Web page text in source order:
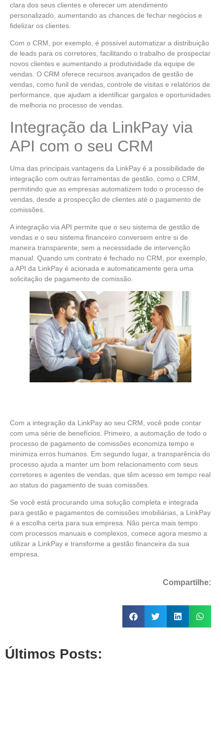
clara dos seus clientes e oferecer um atendimento
personalizado, aumentando as chances de fechar negócios e
fidelizar os clientes.
Com o CRM, por exemplo, é possível automatizar a distribuição
de leads para os corretores, facilitando o trabalho de prospectar
novos clientes e aumentando a produtividade da equipe de
vendas. O CRM oferece recursos avançados de gestão de
vendas, como funil de vendas, controle de visitas e relatórios de
performance, que ajudam a identificar gargalos e oportunidades
de melhoria no processo de vendas.
Integração da LinkPay via
API com o seu CRM
Uma das principais vantagens da LinkPay é a possibilidade de
integração com outras ferramentas de gestão, como o CRM,
permitindo que as empresas automatizem todo o processo de
vendas, desde a prospecção de clientes até o pagamento de
comissões.
A integração via API permite que o seu sistema de gestão de
vendas e o seu sistema financeiro conversem entre si de
maneira transparente, sem a necessidade de intervenção
manual. Quando um contrato é fechado no CRM, por exemplo,
a API da LinkPay é acionada e automaticamente gera uma
solicitação de pagamento de comissão.
Com a integração da LinkPay ao seu CRM, você pode contar
com uma série de benefícios. Primeiro, a automação de todo o
processo de pagamento de comissões economiza tempo e
minimiza erros humanos. Em segundo lugar, a transparência do
processo ajuda a manter um bom relacionamento com seus
corretores e agentes de vendas, que têm acesso em tempo real
ao status do pagamento de suas comissões.
Se você está procurando uma solução completa e integrada
para gestão e pagamentos de comissões imobiliárias, a LinkPay
é a escolha certa para sua empresa. Não perca mais tempo
com processos manuais e complexos, comece agora mesmo a
utilizar a LinkPay e transforme a gestão financeira da sua
empresa.
Compartilhe:
Últimos Posts: